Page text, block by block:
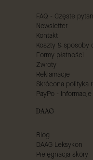
FAQ - Częste
Newsletter
Kontakt
Koszty & sposoby
Formy płatności
Zwroty
Reklamacje
Skrócona polityka
PayPo - informacje
DAAG
Blog
DAAG Leksykon
Pielęgnacja skóry